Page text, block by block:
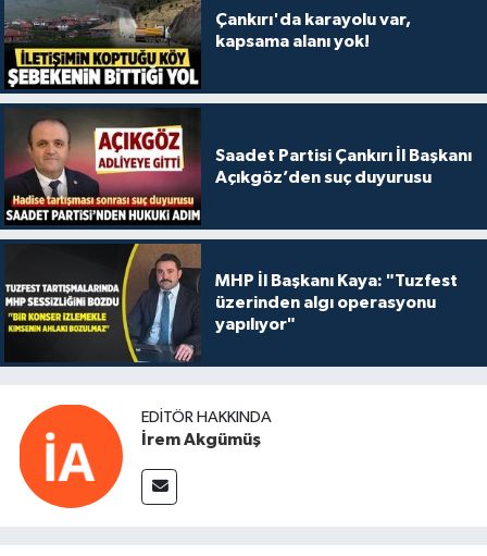
Çankırı'da karayolu var,
kapsama alanı yok!
Saadet Partisi Çankırı İl Başkanı
Açıkgöz’den suç duyurusu
MHP İl Başkanı Kaya: "Tuzfest
üzerinden algı operasyonu
yapılıyor"
EDITÖR HAKKINDA
İrem Akgümüş